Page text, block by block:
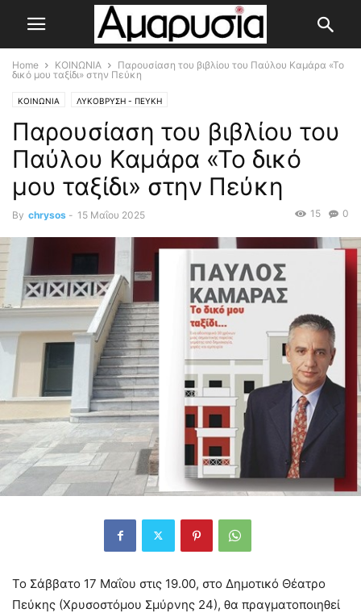
Home ΚΟΙΝΩΝΙΑ
Παρουσίαση του βιβλίου του Παύλου Καμάρα «Το
δικό μου ταξίδι» στην Πεύκη
ΚΟΙΝΩΝΙΑ ΛΥΚΟΒΡΥΣΗ - ΠΕΥΚΗ
Παρουσίαση του βιβλίου του
Παύλου Καμάρα «Το δικό
μου ταξίδι» στην Πεύκη
By chrysos - 15 Μαΐου 2025 0
15
Το Σάββατο 17 Μαΐου στις 19.00, στο Δημοτικό Θέατρο
Πεύκης (Χρυσοστόμου Σμύρνης 24), θα πραγματοποιηθεί